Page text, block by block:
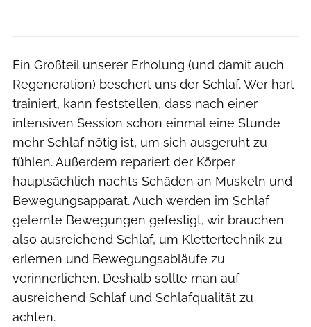
Ein Großteil unserer Erholung (und damit auch
Regeneration) beschert uns der Schlaf. Wer hart
trainiert, kann feststellen, dass nach einer
intensiven Session schon einmal eine Stunde
mehr Schlaf nötig ist, um sich ausgeruht zu
fühlen. Außerdem repariert der Körper
hauptsächlich nachts Schäden an Muskeln und
Bewegungsapparat. Auch werden im Schlaf
gelernte Bewegungen gefestigt, wir brauchen
also ausreichend Schlaf, um Klettertechnik zu
erlernen und Bewegungsabläufe zu
verinnerlichen. Deshalb sollte man auf
ausreichend Schlaf und Schlafqualität zu
achten.